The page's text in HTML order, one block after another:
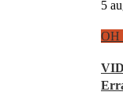
5
OH